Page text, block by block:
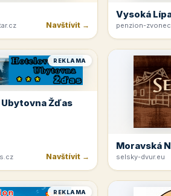
Navštívit →
Vysoká
penzion-
REKLAMA
Žďas
Navštívit →
Moravská
selsky-dvur.eu
REKLAMA